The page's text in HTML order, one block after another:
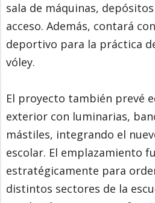
sala de máquinas,
acceso. Además, contará
deportivo para la práctica
vóley.
El proyecto también prevé
exterior con luminarias,
mástiles, integrando el
escolar. El emplazamiento
estratégicamente para
distintos sectores de la